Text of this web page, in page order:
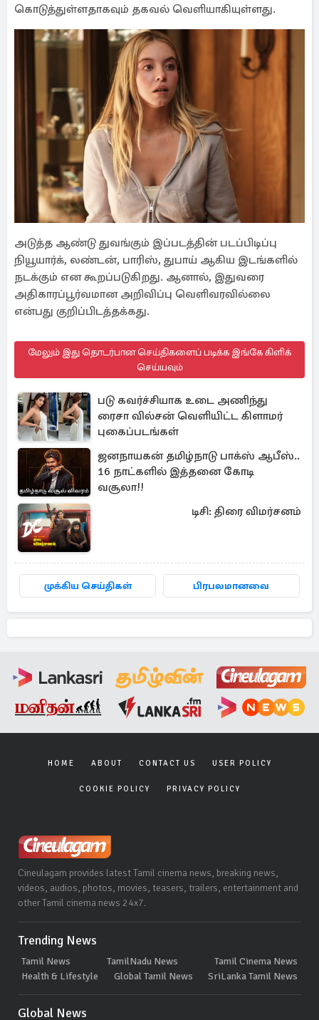
கொடுத்துள்ளதாகவும் தகவல் வெளியாகியுள்ளது.
அடுத்த ஆண்டு துவங்கும் இப்படத்தின் படப்பிடிப்பு
நியூயார்க், லண்டன், பாரிஸ், துபாய் ஆகிய இடங்களில்
நடக்கும் என கூறப்படுகிறது. ஆனால், இதுவரை
அதிகாரப்பூர்வமான அறிவிப்பு வெளிவரவில்லை
என்பது குறிப்பிடத்தக்கது.
மேலும் இது தொடர்பான செய்திகளைப் படிக்க இங்கே கிளிக்
செய்யவும்
படு கவர்ச்சியாக உடை அணிந்து
ரைசா வில்சன் வெளியிட்ட கிளாமர்
புகைப்படங்கள்
ஜனநாயகன் தமிழ்நாடு பாக்ஸ் ஆபீஸ்..
16 நாட்களில் இத்தனை கோடி
வசூலா!!
டிசி: திரை விமர்சனம்
முக்கிய செய்திகள் பிரபலமானவை
HOME ABOUT CONTACT US USER POLICY
COOKIE POLICY PRIVACY POLICY
Cineulagam provides latest Tamil cinema news, breaking news,
videos, audios, photos, movies, teasers, trailers, entertainment and
other Tamil cinema news 24x7.
Trending News
Tamil News TamilNadu News
Tamil Cinema News
Health & Lifestyle
Global Tamil News SriLanka Tamil News
Global News